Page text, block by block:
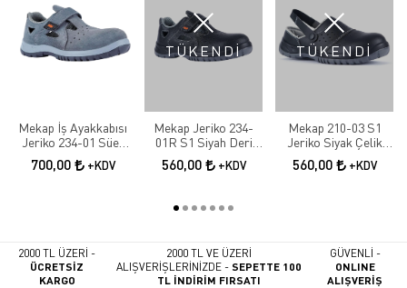
Mekap İş Ayakkabısı
Jeriko 234-01 Süet
S1 Çelik Burun
700,00 +KDV
TÜKENDİ
Mekap Jeriko 234-
01R S1 Siyah Deri
Çelik Burunlu
Sandalet
560,00 +KDV
TÜKENDİ
Mekap 210-03 S1
Jeriko Siyak Çelik
Burunlu İş Ayakkabısı
560,00 +KDV
2000 TL ÜZERİ -
ÜCRETSİZ
KARGO
2000 TL VE ÜZERİ
ALIŞVERİŞLERİNİZDE -SEPETTE 100
TL İNDİRİM FIRSATI
GÜVENLİ -
ONLINE
ALIŞVERİŞ